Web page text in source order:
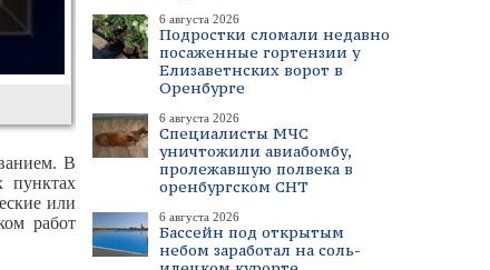
6 августа 2026
Подростки сломали недавно
посаженные гортензии у
Елизаветнских ворот в
Оренбурге
6 августа 2026
Специалисты МЧС
уничтожили авиабомбу,
пролежавшую полвека в
оренбургском СНТ
6 августа 2026
Бассейн под открытым
небом заработал на соль-
В
пунктах
или
работ